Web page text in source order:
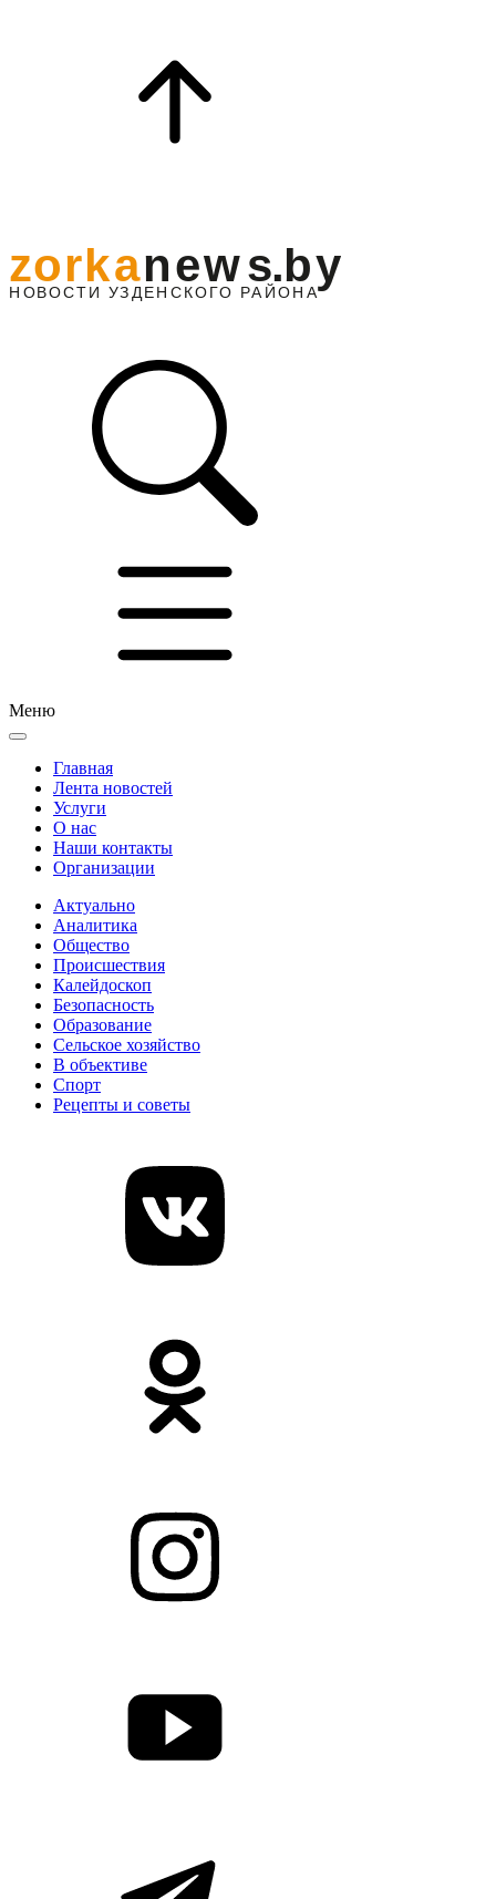
Меню
Главная
Лента новостей
Услуги
О нас
Наши контакты
Организации
Актуально
Аналитика
Общество
Происшествия
Калейдоскоп
Безопасность
Образование
Сельское хозяйство
В объективе
Спорт
Рецепты и советы